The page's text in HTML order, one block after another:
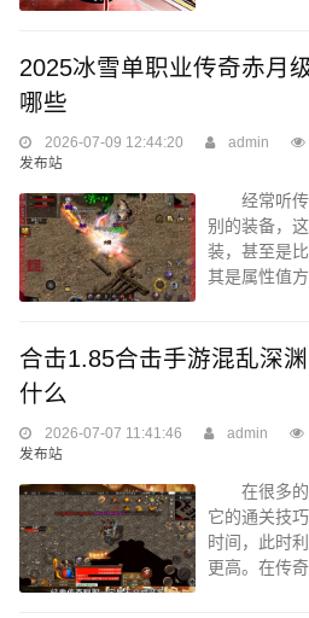
战士可以利
图时所选用
的掌握。通
速，其实任
候说选的方
成某些任务
2025冰雪单职业传奇赤月
哪些
2026-07-09 12:44:20 admin
发布站
经常听传
别的装备，
装，甚至是
其是属性值
别装备可以
神手镯，还
至于弓箭
分为四件，
带，比如说
合击1.85合击手游混乱深
什么
2026-07-07 11:41:46 admin
发布站
在很多的
它的通关技
时间，此时
更高。在传